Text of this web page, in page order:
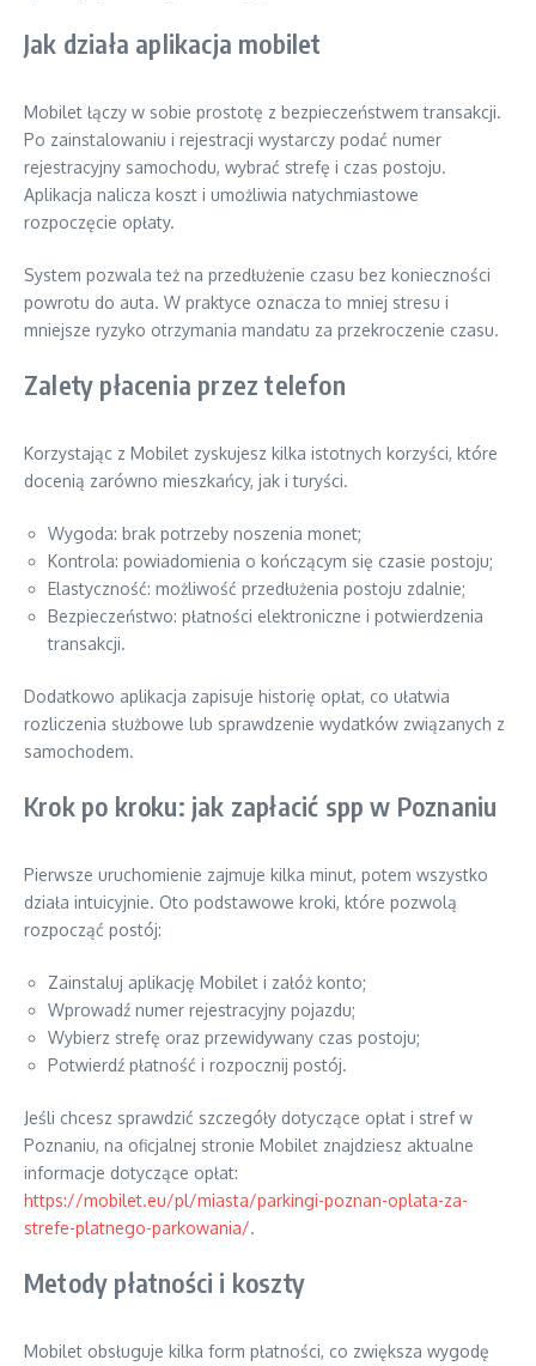
Jak działa aplikacja mobilet
Mobilet łączy w sobie prostotę z bezpieczeństwem transakcji.
Po zainstalowaniu i rejestracji wystarczy podać numer
rejestracyjny samochodu, wybrać strefę i czas postoju.
Aplikacja nalicza koszt i umożliwia natychmiastowe
rozpoczęcie opłaty.
System pozwala też na przedłużenie czasu bez konieczności
powrotu do auta. W praktyce oznacza to mniej stresu i
mniejsze ryzyko otrzymania mandatu za przekroczenie czasu.
Zalety płacenia przez telefon
Korzystając z Mobilet zyskujesz kilka istotnych korzyści, które
docenią zarówno mieszkańcy, jak i turyści.
Wygoda: brak potrzeby noszenia monet;
Kontrola: powiadomienia o kończącym się czasie postoju;
Elastyczność: możliwość przedłużenia postoju zdalnie;
Bezpieczeństwo: płatności elektroniczne i potwierdzenia
transakcji.
Dodatkowo aplikacja zapisuje historię opłat, co ułatwia
rozliczenia służbowe lub sprawdzenie wydatków związanych z
samochodem.
Krok po kroku: jak zapłacić spp w Poznaniu
Pierwsze uruchomienie zajmuje kilka minut, potem wszystko
działa intuicyjnie. Oto podstawowe kroki, które pozwolą
rozpocząć postój:
Zainstaluj aplikację Mobilet i załóż konto;
Wprowadź numer rejestracyjny pojazdu;
Wybierz strefę oraz przewidywany czas postoju;
Potwierdź płatność i rozpocznij postój.
Jeśli chcesz sprawdzić szczegóły dotyczące opłat i stref w
Poznaniu, na oficjalnej stronie Mobilet znajdziesz aktualne
informacje dotyczące opłat:
https://mobilet.eu/pl/miasta/parkingi-poznan-oplata-za-
strefe-platnego-parkowania/.
Metody płatności i koszty
Mobilet obsługuje kilka form płatności, co zwiększa wygodę